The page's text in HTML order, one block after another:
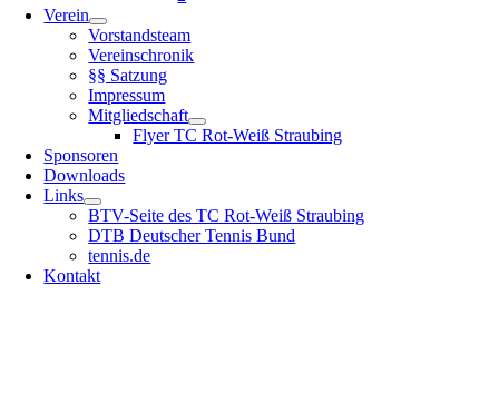
Verein
Vorstandsteam
Vereinschronik
§§ Satzung
Impressum
Mitgliedschaft
Flyer TC Rot-Weiß Straubing
Sponsoren
Downloads
Links
BTV-Seite des TC Rot-Weiß Straubing
DTB Deutscher Tennis Bund
tennis.de
Kontakt